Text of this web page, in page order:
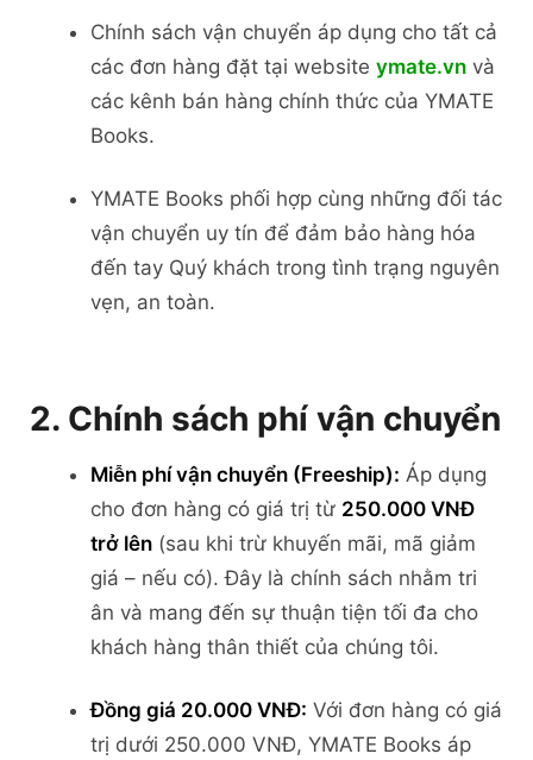
Chính sách vận chuyển áp dụng cho tất cả
các đơn hàng đặt tại website ymate.vn và
các kênh bán hàng chính thức của YMATE
Books.
YMATE Books phối hợp cùng những đối tác
vận chuyển uy tín để đảm bảo hàng hóa
đến tay Quý khách trong tình trạng nguyên
vẹn, an toàn.
2. Chính sách phí vận chuyển
Miễn phí vận chuyển (Freeship): Áp dụng
cho đơn hàng có giá trị từ 250.000 VNĐ
trở lên (sau khi trừ khuyến mãi, mã giảm
giá – nếu có). Đây là chính sách nhằm tri
ân và mang đến sự thuận tiện tối đa cho
khách hàng thân thiết của chúng tôi.
Đồng giá 20.000 VNĐ: Với đơn hàng có giá
trị dưới 250.000 VNĐ, YMATE Books áp